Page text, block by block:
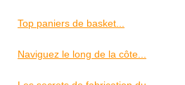
Top paniers de basket...
Naviguez le long de la côte...